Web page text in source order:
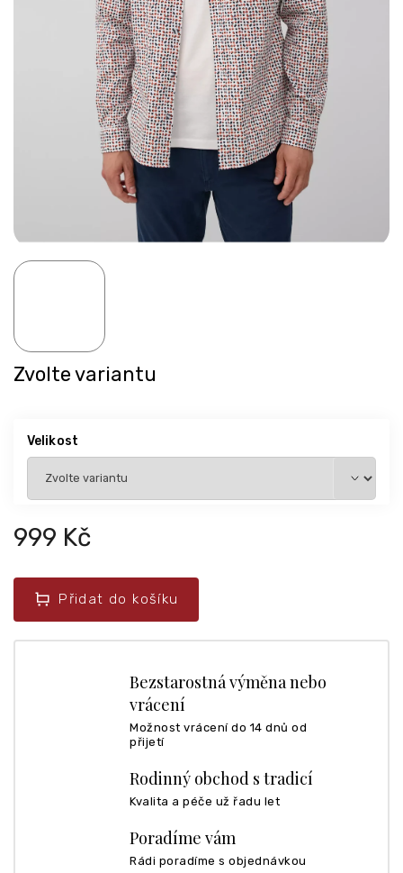
999 Kč
Zvolte variantu
Velikost
Přidat do košíku
Bezstarostná výměna nebo
vrácení
Možnost vrácení do 14 dnů od
přijetí
Rodinný obchod s tradicí
Kvalita a péče už řadu let
Poradíme vám
Rádi poradíme s objednávkou